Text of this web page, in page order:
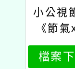
小公視
《節氣
感實驗
公文
檔案